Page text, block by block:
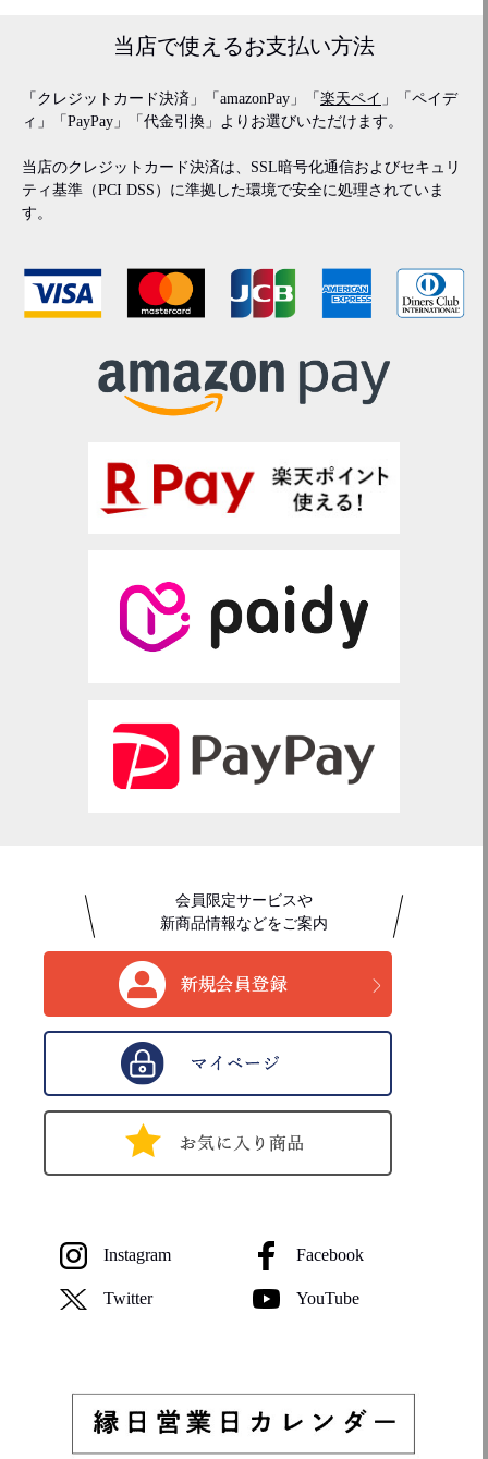
当店で使えるお支払い方法
「クレジットカード決済」「amazonPay」「 楽天ペイ 」「ペイデ
ィ」「PayPay」「代金引換」よりお選びいただけます。
当店のクレジットカード決済は、SSL暗号化通信およびセキュリ
ティ基準（PCI DSS）に準拠した環境で安全に処理されていま
す。
会員限定サービスや
新商品情報などをご案内
Instagram Facebook
Twitter YouTube